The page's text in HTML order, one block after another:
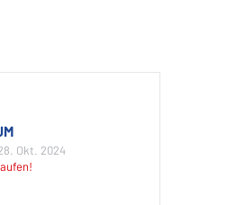
Okt. 2024